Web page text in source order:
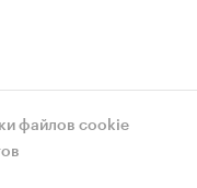
файлов cookie